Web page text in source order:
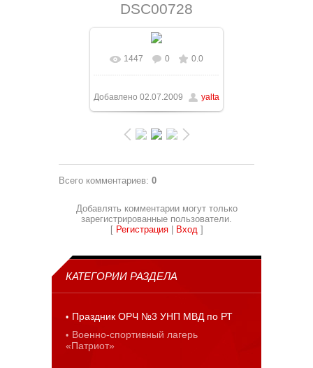
DSC00728
В реальном размере
768x432/ 89.9Kb
1447 0 0.0
Добавлено 02.07.2009 yalta
Всего комментариев: 0
Добавлять комментарии могут только
зарегистрированные пользователи.
[ Регистрация| Вход ]
КАТЕГОРИИ РАЗДЕЛА
Праздник ОРЧ №3 УНП МВД по РТ
Военно-спортивный лагерь
«Патриот»